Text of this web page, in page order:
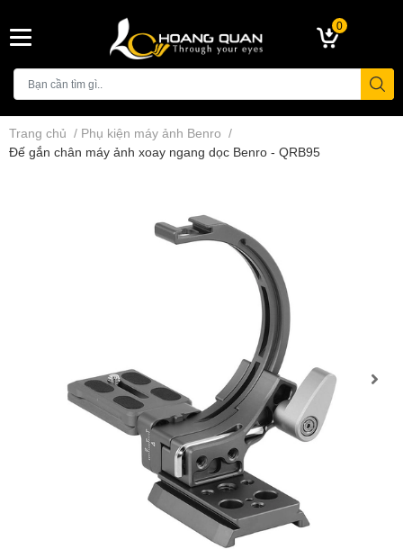
0
Trang chủ / Phụ kiện máy ảnh Benro /
Đế gắn chân máy ảnh xoay ngang dọc Benro - QRB95